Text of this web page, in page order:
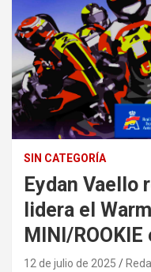
SIN CATEGORÍA
Eydan Vaello
lidera el
MINI/
12 de julio de 2025